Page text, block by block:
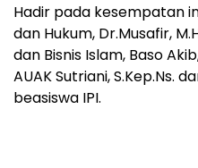
Hadir pada kesempatan
dan Hukum, Dr.Musafir,
dan Bisnis Islam, Baso
AUAK Sutriani, S.Kep.Ns.
beasiswa IPI.